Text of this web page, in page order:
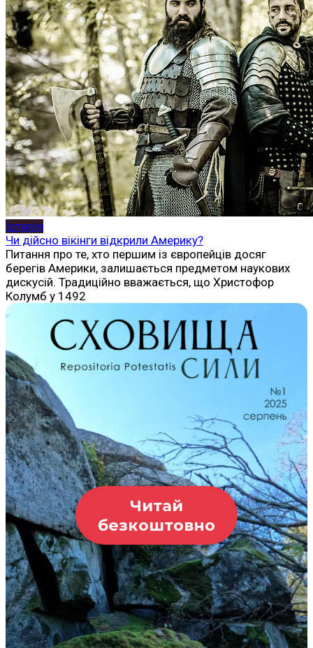
Історія
Чи дійсно вікінги відкрили Америку?
Питання про те, хто першим із європейців досяг
берегів Америки, залишається предметом наукових
дискусій. Традиційно вважається, що Христофор
Колумб у 1492
Читай
безкоштовно